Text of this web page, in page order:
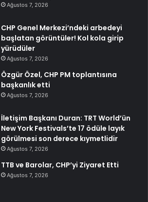
Ağustos 7, 2026
CHP Genel Merkezi’ndeki arbedeyi
başlatan görüntüler! Kol kola girip
yürüdüler
Ağustos 7, 2026
Özgür Özel, CHP PM toplantısına
başkanlık etti
Ağustos 7, 2026
İletişim Başkanı Duran: TRT World’ün
New York Festivals’te 17 ödüle layık
görülmesi son derece kıymetlidir
Ağustos 7, 2026
TTB ve Barolar, CHP’yi Ziyaret Etti
Ağustos 7, 2026